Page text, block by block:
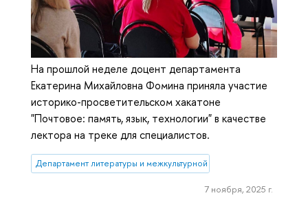
На прошлой неделе доцент департамента
Екатерина Михайловна Фомина приняла участие
историко-просветительском хакатоне
"Почтовое: память, язык, технологии" в качестве
лектора на треке для специалистов.
Департамент литературы и межкультурной коммуникации
7 ноября, 2025 г.